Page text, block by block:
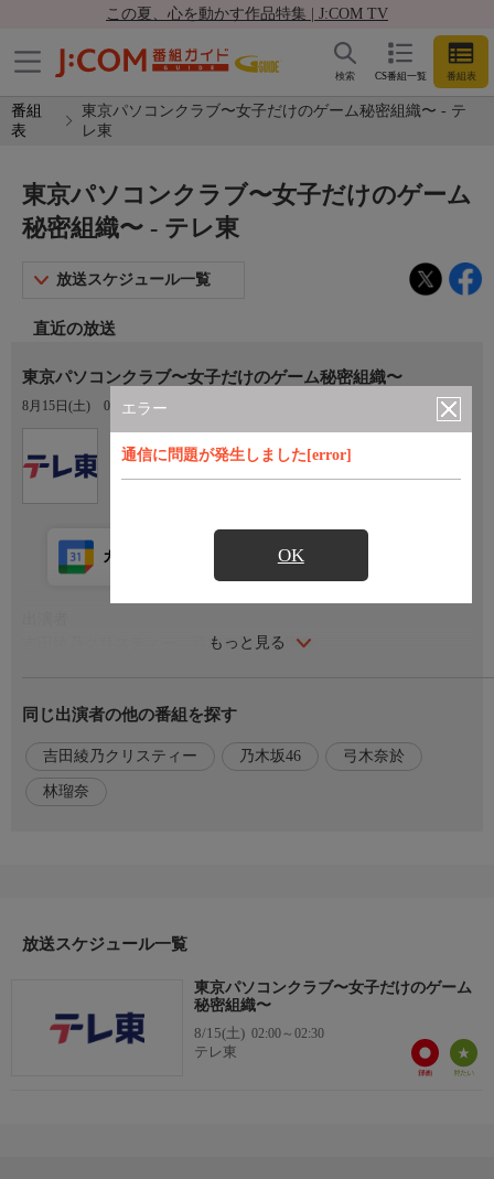
この夏、心を動かす作品特集 | J:COM TV
CS番組一覧 番組表
検索
番組
表
東京パソコンクラブ〜女子だけのゲーム秘密組織〜 - テ
レ東
エラー
通信に問題が発生しました[error]
OK
東京パソコンクラブ〜女子だけのゲーム
秘密組織〜 - テレ東
放送スケジュール一覧
直近の放送
東京パソコンクラブ〜女子だけのゲーム秘密組織〜
8月15日(土) 02:00〜02:30
テレ東
もっと見る
カレンダー登録 アプリ視聴
吉田綾乃クリスティー、弓木奈於、林瑠奈
同じ出演者の他の番組を探す
吉田綾乃クリスティー 乃木坂46 弓木奈於
林瑠奈
放送スケジュール一覧
東京パソコンクラブ〜女子だけのゲーム
秘密組織〜
8/15(土) 02:00～02:30
テレ東